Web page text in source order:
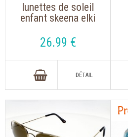
lunettes de soleil
enfant skeena elki
verres miroités
26.99 €